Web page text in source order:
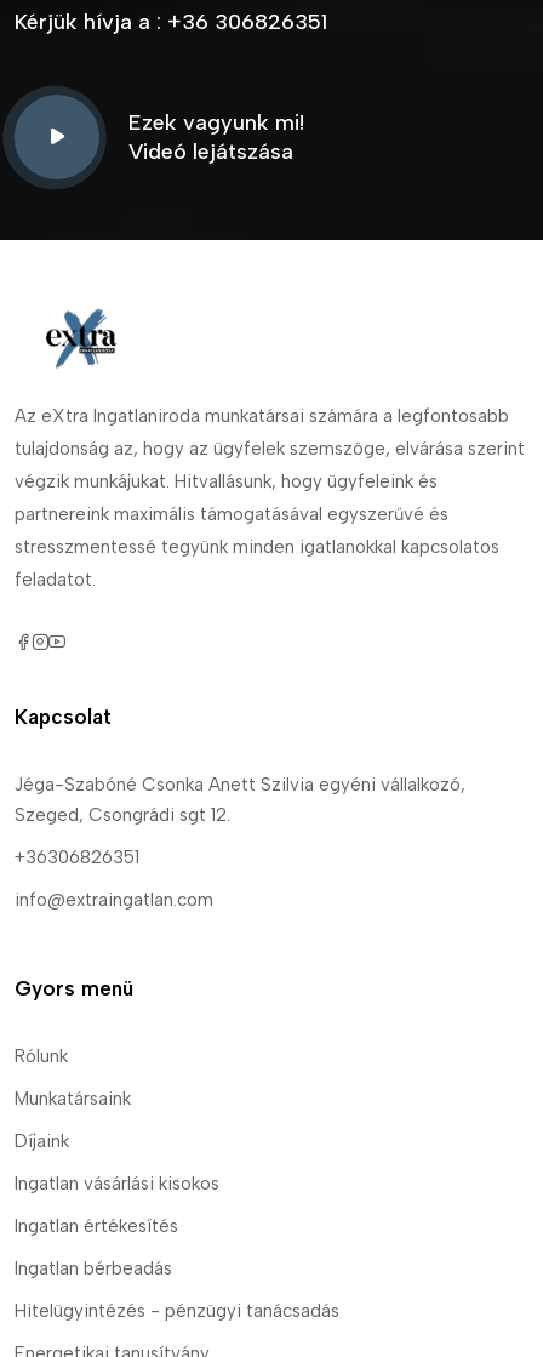
Kérjük hívja a : +36 306826351
Ezek vagyunk mi!
Videó lejátszása
Az eXtra Ingatlaniroda munkatársai számára a legfontosabb
tulajdonság az, hogy az ügyfelek szemszöge, elvárása szerint
végzik munkájukat. Hitvallásunk, hogy ügyfeleink és
partnereink maximális támogatásával egyszerűvé és
stresszmentessé tegyünk minden igatlanokkal kapcsolatos
feladatot.
Kapcsolat
Jéga-Szabóné Csonka Anett Szilvia egyéni vállalkozó,
Szeged, Csongrádi sgt 12.
+36306826351
info@extraingatlan.com
Gyors menü
Rólunk
Munkatársaink
Díjaink
Ingatlan vásárlási kisokos
Ingatlan értékesítés
Ingatlan bérbeadás
Hitelügyintézés - pénzügyi tanácsadás